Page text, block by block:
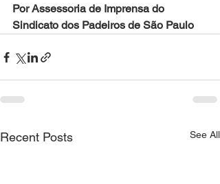
Por Assessoria de Imprensa do
Sindicato dos Padeiros de São Paulo
Recent Posts See All